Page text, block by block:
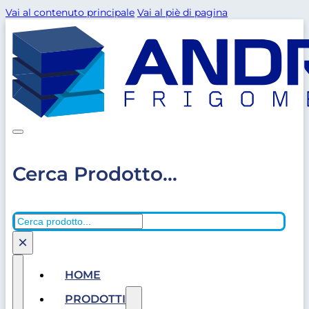
Vai al contenuto principale Vai al piè di pagina
Cerca Prodotto...
Cerca
×
HOME
PRODOTTI